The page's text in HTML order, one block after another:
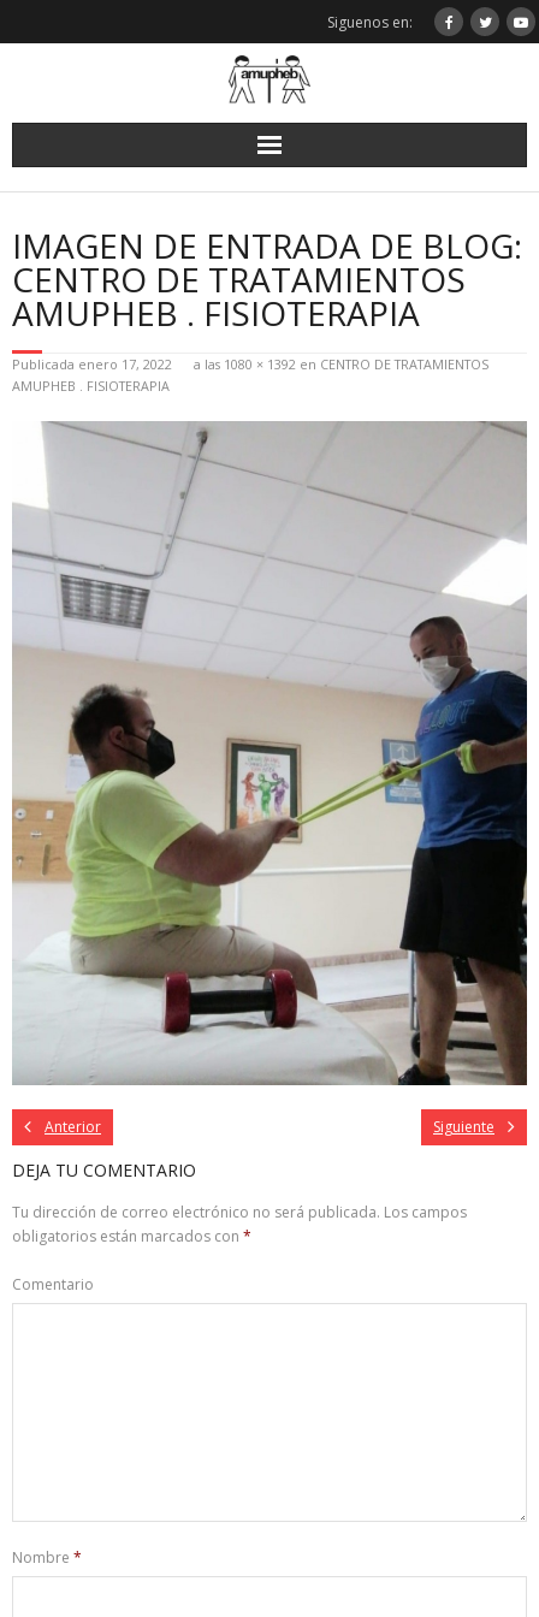
Siguenos en:
IMAGEN DE ENTRADA DE BLOG:
CENTRO DE TRATAMIENTOS
AMUPHEB . FISIOTERAPIA
Publicada enero 17, 2022 a las 1080 × 1392 en CENTRO DE TRATAMIENTOS
AMUPHEB . FISIOTERAPIA
Anterior Siguiente
DEJA TU COMENTARIO
Tu dirección de correo electrónico no será publicada. Los campos
obligatorios están marcados con *
Comentario
Nombre *